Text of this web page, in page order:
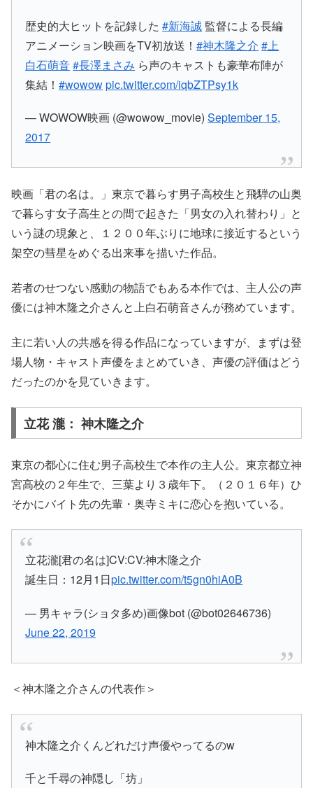
歴史的大ヒットを記録した#新海誠 監督による長編
アニメーション映画をTV初放送！#神木隆之介 #上
白石萌音#長澤まさみ ら声のキャストも豪華布陣が
集結！#wowowpic.twitter.com/iqbZTPsy1k
— WOWOW映画 (@wowow_movie)September 15,
2017
映画 「君の名は。」 東京で暮らす男子高校生と飛騨の山奥
で暮らす女子高生との間で起きた 「男女の入れ替わり」 と
いう謎の現象と、１２００年ぶりに地球に接近するという
架空の彗星をめぐる出来事を描いた作品。
若者のせつない感動の物語でもある本作では、 主人公の声
優には神木隆之介さんと上白石萌音さんが務めています。
主に若い人の共感を得る作品になっていますが、まずは登
場人物・キャスト声優をまとめていき、 声優の評価はどう
だったのかを見ていきます。
立花 瀧： 神木隆之介
東京の都心に住む男子高校生で本作の主人公。東京都立神
宮高校の２年生で、三葉より３歳年下。（２０１６年）ひ
そかにバイト先の先輩・奥寺ミキに恋心を抱いている。
立花瀧[君の名は]CV:CV:神木隆之介
誕生日：12月1日pic.twitter.com/t5gn0hiA0B
— 男キャラ(ショタ多め)画像bot (@bot02646736)
June 22, 2019
＜神木隆之介さんの代表作＞
神木隆之介くんどれだけ声優やってるのw
千と千尋の神隠し「坊」